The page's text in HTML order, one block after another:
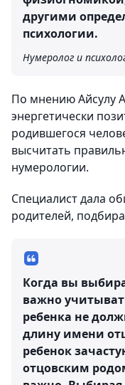
другими
психологии.
Нумеролог и
По мнению Айсулу
энергетически
родившегося
высчитать
нумерологии.
Специалист дала
родителей,
Когда вы
важно
ребенка не
длину имени
ребенок
отцовским